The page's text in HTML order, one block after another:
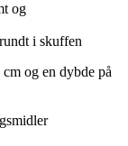
og
i skuffen
og en dybde på